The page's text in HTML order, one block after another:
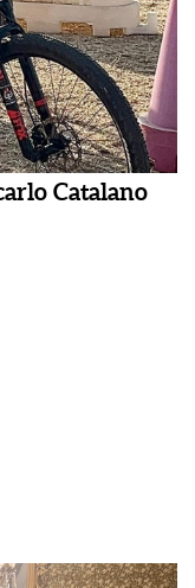
Catalano